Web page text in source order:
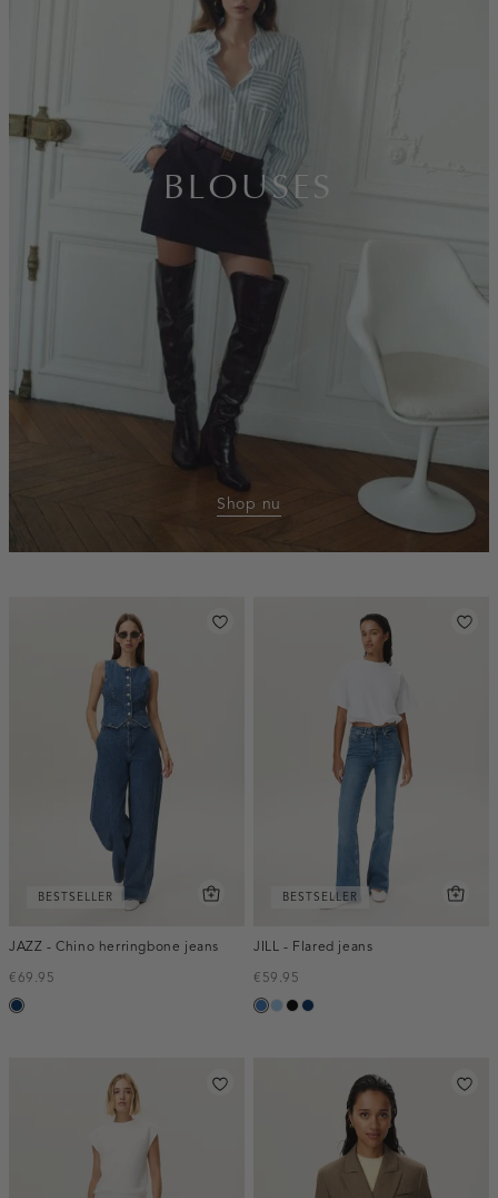
BLOUSES
Shop nu
BESTSELLER
JAZZ - Chino herringbone jeans
€69.95
blauw,
BESTSELLER
JILL - Flared jeans
€59.95
blauw,
blauw,
zwart,blauw,